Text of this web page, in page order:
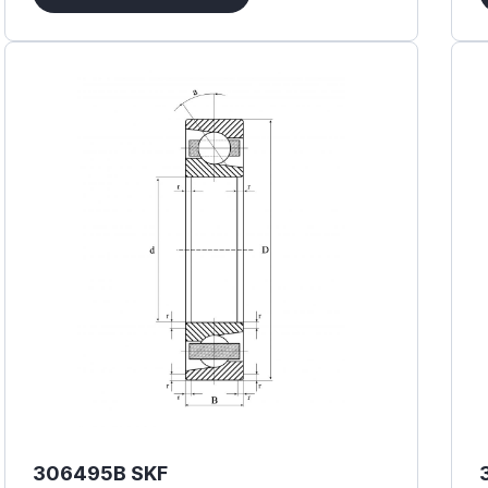
AWT Germany
BCA Federal Mogul
Bearing Manufacturing India
Bearing Traders Limited
CFC
306495B SKF